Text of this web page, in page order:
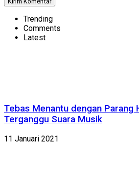
Trending
Comments
Latest
Tebas Menantu dengan Parang
Terganggu Suara Musik
11 Januari 2021